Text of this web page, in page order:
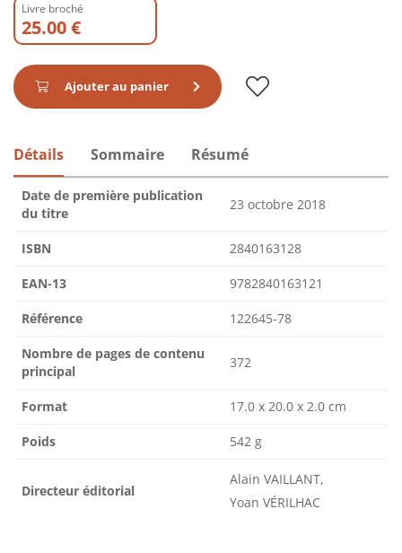
Livre broché
25.00 €
Ajouter au panier
Détails Sommaire Résumé
Date de première publication
du titre
23 octobre 2018
ISBN 2840163128
EAN-13 9782840163121
Référence 122645-78
Nombre de pages de contenu
principal
372
Format 17.0 x 20.0 x 2.0 cm
Poids 542 g
Directeur éditorial
Alain VAILLANT,
Yoan VÉRILHAC